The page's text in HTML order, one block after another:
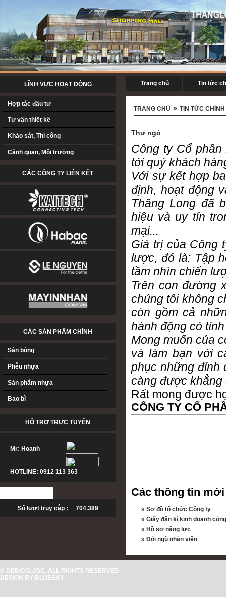
LĨNH VỰC HOẠT ĐỘNG Trang chủ Tin tức
Hợp tác đầu tư
Tư vấn thiết kế
Khảo sát, Thi công
Cảnh quan, Môi trường
CÁC CÔNG TY LIÊN KẾT
CÁC SẢN PHÂM CHÍNH
Sàn bóng
Phễu nhựa
Sản phẩm nhựa
Bao bì
HỖ TRỢ TRỰC TUYẾN
Mr: Hoanh
HOTLINE: 0912 113 363
Số lượt truy cập : 704.389
TRANG CHỦ » TIN TỨC CHÍNH
Thư ngỏ
Công ty Cổ
tới quý khách
Với sự kết hợp
định, hoạt động
Thăng Long đã
hiệu và uy tín
mại...
Giá trị của Công
lược, đó là: Tập
tầm nhìn chiến
Trên con đường
chúng tôi không
còn gồm cả
hành động có
Mong muốn của
và làm bạn với
phục những đỉnh
càng được khẳng
Rất mong được
CÔNG TY CỔ
Các thông tin
» Sơ đồ tổ chức Công ty
» Giấy đăn kí kinh doanh
» Hồ sơ năng lực
» Đội ngũ nhân viên
© DEBICO.,JSC. ALL RIGHTS RESERVED.
DESIGN BY BLUESKY